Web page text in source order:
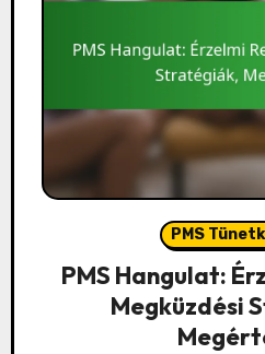
PMS
PMS Hangulat:
Megküzdési